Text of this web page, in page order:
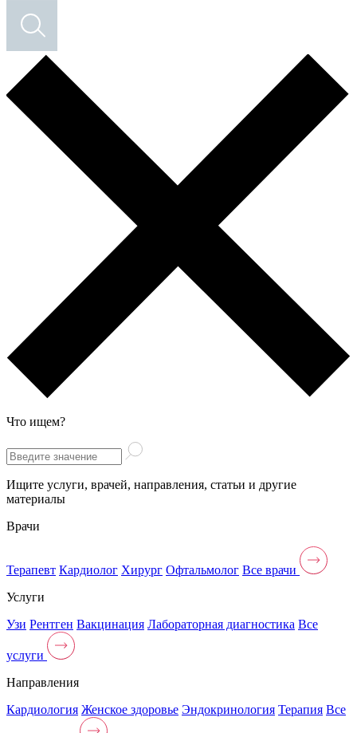
Что ищем?
Ищите услуги, врачей, направления, статьи и другие
материалы
Врачи
Терапевт Кардиолог Хирург Офтальмолог Все врачи
Услуги
Узи Рентген Вакцинация Лабораторная диагностика Все
услуги
Направления
Кардиология Женское здоровье Эндокринология Терапия Все